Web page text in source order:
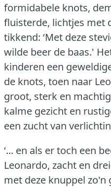
formidabele knots,
fluisterde, lichtjes met
tikkend: ‘Met deze
wilde beer de baas.'
kinderen een
de knots, toen naar
groot, sterk en
kalme gezicht en
een zucht van
‘... en als er toch een
Leonardo, zacht en
met deze knuppel